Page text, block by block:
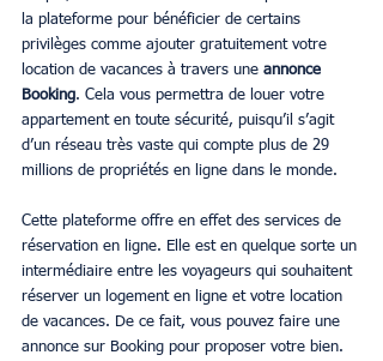
la plateforme pour bénéficier de certains
privilèges comme ajouter gratuitement votre
location de vacances à travers une annonce
Booking. Cela vous permettra de louer votre
appartement en toute sécurité, puisqu’il s’agit
d’un réseau très vaste qui compte plus de 29
millions de propriétés en ligne dans le monde.
Cette plateforme offre en effet des services de
réservation en ligne. Elle est en quelque sorte un
intermédiaire entre les voyageurs qui souhaitent
réserver un logement en ligne et votre location
de vacances. De ce fait, vous pouvez faire une
annonce sur Booking pour proposer votre bien.